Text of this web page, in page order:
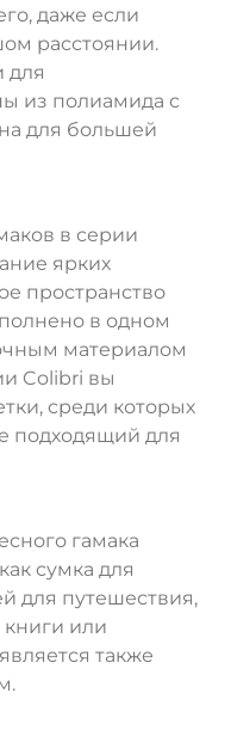
даже если
расстоянии.
для
из полиамида с
для большей
в серии
ярких
пространство
в одном
материалом
Colibri вы
среди которых
подходящий для
гамака
сумка для
для путешествия,
книги или
также